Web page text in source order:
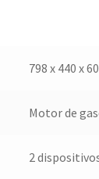
798 x 440 x
Motor de
2